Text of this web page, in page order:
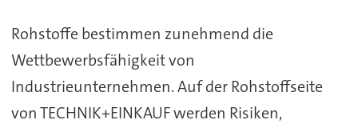
Rohstoffe bestimmen zunehmend die
Wettbewerbsfähigkeit von
Industrieunternehmen. Auf der Rohstoffseite
von TECHNIK+EINKAUF werden Risiken,